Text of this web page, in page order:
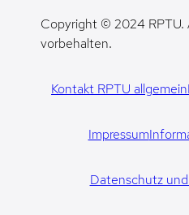
Copyright © 2024 RPTU.
vorbehalten.
Kontakt RPTU allgemein
Impressum
Datenschutz